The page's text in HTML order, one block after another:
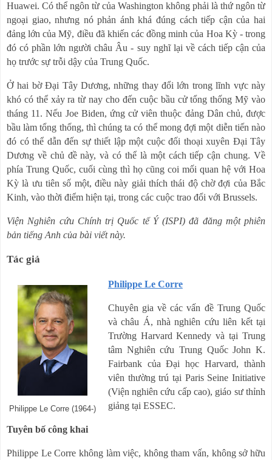
Huawei. Có thể ngôn từ của Washington không phải là thứ ngôn từ
ngoại giao, nhưng nó phản ánh khá đúng cách tiếp cận của hai
đảng lớn của Mỹ, điều đã khiến các đồng minh của Hoa Kỳ - trong
đó có phần lớn người châu Âu - suy nghĩ lại về cách tiếp cận của
họ trước sự trỗi dậy của Trung Quốc.
Ở hai bờ Đại Tây Dương, những thay đổi lớn trong lĩnh vực này
khó có thể xảy ra từ nay cho đến cuộc bầu cử tổng thống Mỹ vào
tháng 11. Nếu Joe Biden, ứng cử viên thuộc đảng Dân chủ, được
bầu làm tổng thống, thì chúng ta có thể mong đợi một diễn tiến nào
đó có thể dẫn đến sự thiết lập một cuộc đối thoại xuyên Đại Tây
Dương về chủ đề này, và có thể là một cách tiếp cận chung. Về
phía Trung Quốc, cuối cùng thì họ cũng coi mối quan hệ với Hoa
Kỳ là ưu tiên số một, điều này giải thích thái độ chờ đợi của Bắc
Kinh, vào thời điểm hiện tại, trong các cuộc trao đổi với Brussels.
Viện Nghiên cứu Chính trị Quốc tế Ý (ISPI) đã đăng một phiên
bản tiếng Anh của bài viết này.
Tác giả
Philippe Le Corre (1964-)
Philippe Le Corre
Chuyên gia về các vấn đề Trung Quốc
và châu Á, nhà nghiên cứu liên kết tại
Trường Harvard Kennedy và tại Trung
tâm Nghiên cứu Trung Quốc John K.
Fairbank của Đại học Harvard, thành
viên thường trú tại Paris Seine Initiative
(Viện nghiên cứu cấp cao), giáo sư thỉnh
giảng tại ESSEC.
Tuyên bố công khai
Philippe Le Corre không làm việc, không tham vấn, không sở hữu